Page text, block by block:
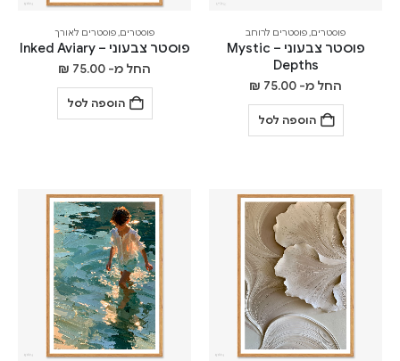
פוסטרים,פוסטרים לרוחב
פוסטר צבעוני – Mystic
Depths
החל מ- ₪ 75.00
הוספה לסל
פוסטרים,פוסטרים לאורך
פוסטר צבעוני – Inked Aviary
החל מ- ₪ 75.00
הוספה לסל